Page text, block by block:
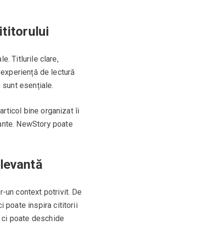
Titlurile clare,
de lectură
esențiale.
bine organizat îi
NewStory poate
un context potrivit. De
poate inspira cititorii
poate deschide